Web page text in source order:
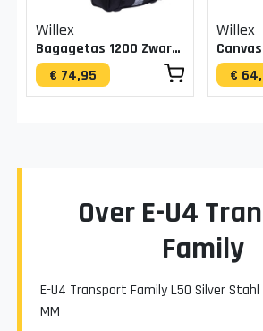
Willex
Bagagetas 1200 Zwart 28L
€ 74,95
Willex
€
Over E-U4
Family
E-U4 Transport Family L50 Silver
MM